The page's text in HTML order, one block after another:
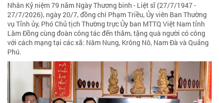
Nhân Kỷ niệm 79 năm Ngày Thương binh - Liệt sĩ (27/7/1947 -
27/7/2026), ngày 20/7, đồng chí Phạm Triều, Ủy viên Ban Thường
vụ Tỉnh ủy, Phó Chủ tịch Thường trực Ủy ban MTTQ Việt Nam tỉnh
Lâm Đồng cùng đoàn công tác đến thăm, tặng quà người có công
với cách mạng tại các xã: Nâm Nung, Krông Nô, Nam Đà và Quảng
Phú.